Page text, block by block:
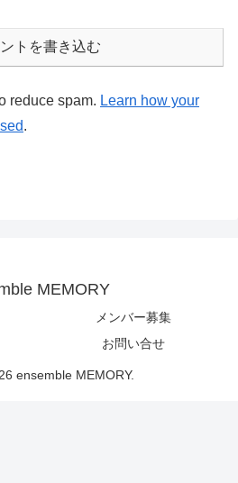
トを書き込む
reduce spam. Learn how your
.
MEMORY
メンバー募集
お問い合せ
ensemble MEMORY.